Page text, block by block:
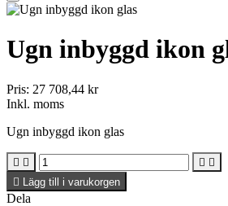
Ugn inbyggd ikon
Pris: 27 708,44 kr
Inkl. moms
Ugn inbyggd ikon glas
   
 Lägg till i varukorgen
Dela